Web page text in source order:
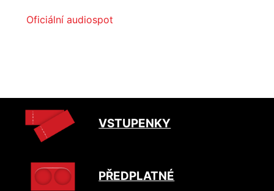
Oficiální audiospot
VSTUPENKY
PŘEDPLATNÉ